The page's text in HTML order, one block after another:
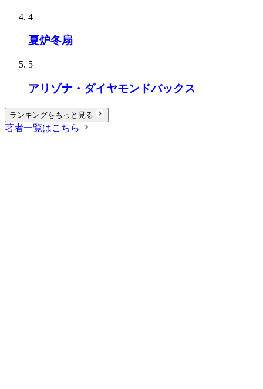
4
夏炉冬扇
5
アリゾナ・ダイヤモンドバックス
ランキングをもっと見る
著者一覧はこちら